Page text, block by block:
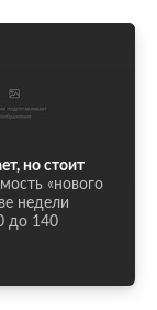
но стоит
«нового
недели
до 140